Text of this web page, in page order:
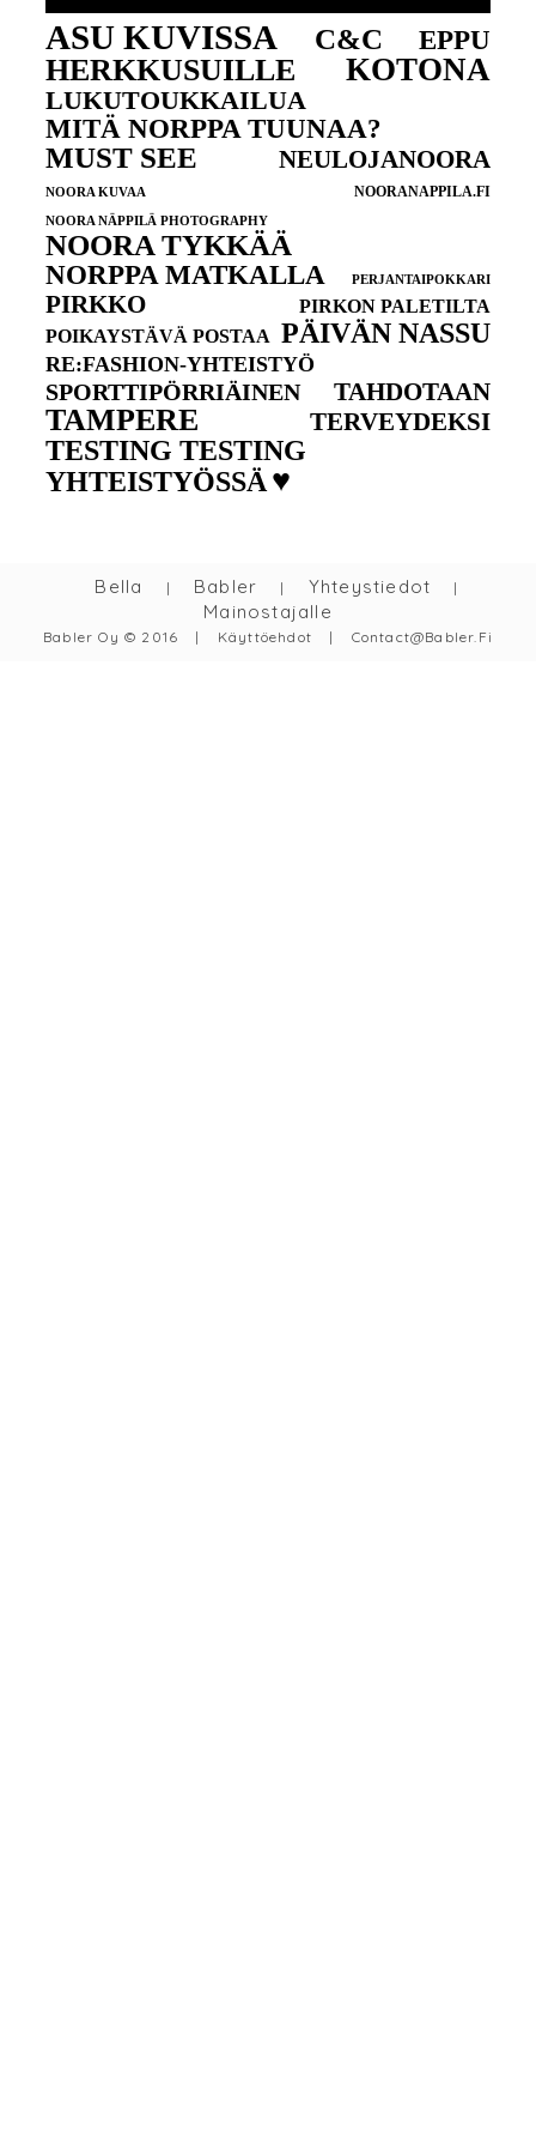
ASU KUVISSA C&C EPPU
HERKKUSUILLE KOTONA
LUKUTOUKKAILUA
MITÄ NORPPA TUUNAA?
MUST SEE NEULOJANOORA
NOORA KUVAA NOORANAPPILA.FI
NOORA NÄPPILÄ PHOTOGRAPHY
NOORA TYKKÄÄ
NORPPA MATKALLA PERJANTAIPOKKARI
PIRKKO
PIRKON PALETILTA
POIKAYSTÄVÄ POSTAA PÄIVÄN NASSU
RE:FASHION-YHTEISTYÖ
SPORTTIPÖRRIÄINEN TAHDOTAAN
TAMPERE TERVEYDEKSI
TESTING TESTING
YHTEISTYÖSSÄ ♥
Bella | Babler | Yhteystiedot |
Mainostajalle
Babler Oy © 2016 | Käyttöehdot | Contact@babler.fi